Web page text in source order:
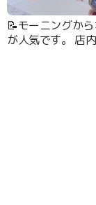
📝モーニングか
が人気です。 店